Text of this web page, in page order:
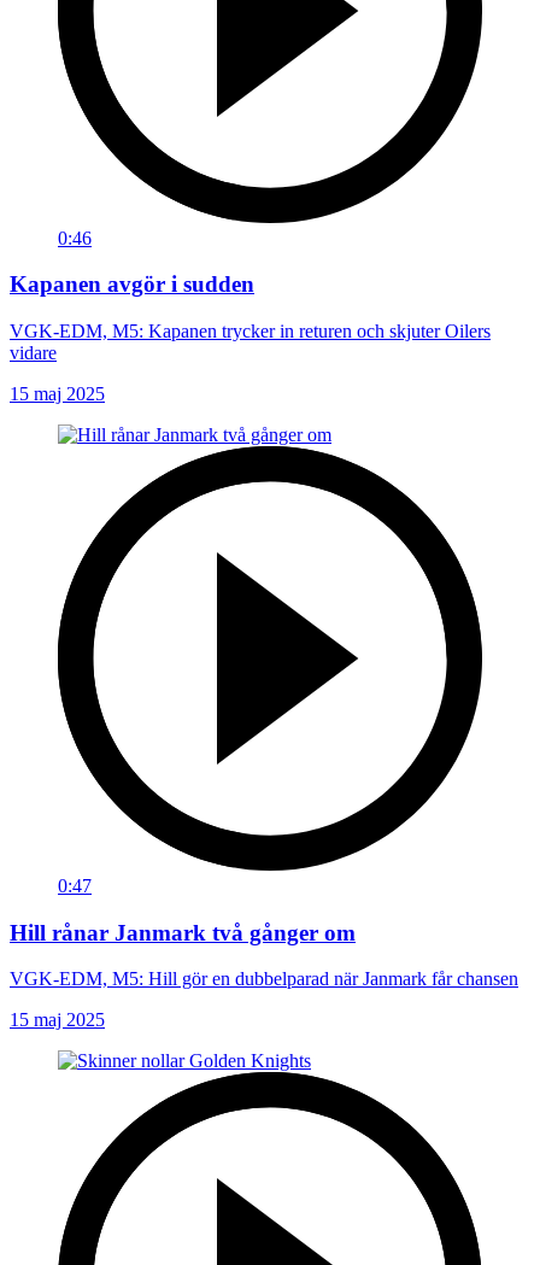
0:46
Kapanen avgör i sudden
VGK-EDM, M5: Kapanen trycker in returen och skjuter Oilers
vidare
15 maj 2025
0:47
Hill rånar Janmark två gånger om
VGK-EDM, M5: Hill gör en dubbelparad när Janmark får chansen
15 maj 2025